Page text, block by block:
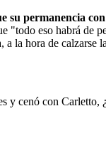
su permanencia
"todo eso habrá de
a la hora de calzarse
y cenó con Carletto,